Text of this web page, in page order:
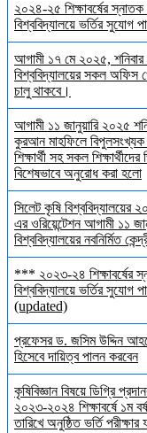
২০২৪-২৫ শিক্ষাবর্ষের
বিশ্ববিদ্যালয়ে ভর্তির সুযোগ
আগামী ১৭ মে ২০২৫, শনিবার
বিশ্ববিদ্যালয়ের সকল অফিস
চালু থাকবে।
আগামী ১১ জানুয়ারি ২০২৫
কুরআন মাহফিলে বিপুলসংখ্যক
শিক্ষার্থী সহ সকল
বিশেষভাবে অনুরোধ করা হলো
সিলেট কৃষি বিশ্ববিদ্যালয়ের
এর ওরিয়েন্টেশন আগামী ১১
বিশ্ববিদ্যালয়ের নবনির্মিত
*** ২০২৩-২৪ শিক্ষাবর্ষের
বিশ্ববিদ্যালয়ে ভর্তির সুযোগ
(updated)
প্রফেসর ড. জসিম উদ্দিন
হিসেবে দায়িত্ব পালন করবেন
কৃষিবিজ্ঞান বিষয়ে ডিগ্রি
২০২৩-২০২৪ শিক্ষাবর্ষে ১ম
তারিখে অনুষ্ঠিত ভর্তি